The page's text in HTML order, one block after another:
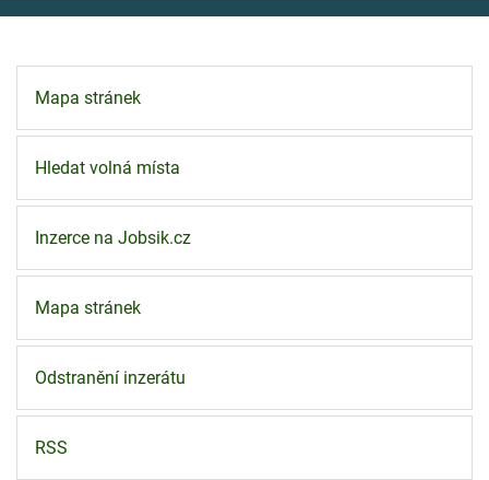
Mapa stránek
Hledat volná místa
Inzerce na Jobsik.cz
Mapa stránek
Odstranění inzerátu
RSS